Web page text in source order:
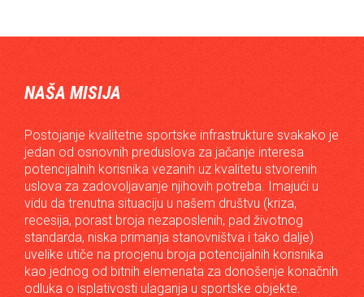
NAŠA MISIJA
Postojanje kvalitetne sportske infrastrukture svakako je
jedan od osnovnih preduslova za jačanje interesa
potencijalnih korisnika vezanih uz kvalitetu stvorenih
uslova za zadovoljavanje njihovih potreba. Imajući u
vidu da trenutna situaciju u našem društvu (kriza,
recesija, porast broja nezaposlenih, pad životnog
standarda, niska primanja stanovništva i tako dalje)
uvelike utiče na procjenu broja potencijalnih korisnika
kao jednog od bitnih elemenata za donošenje konačnih
odluka o isplativosti ulaganja u sportske objekte.